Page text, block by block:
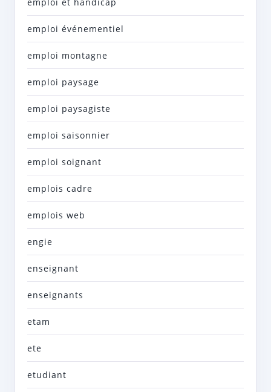
emploi événementiel
emploi montagne
emploi paysage
emploi paysagiste
emploi saisonnier
emploi soignant
emplois cadre
emplois web
engie
enseignant
enseignants
etam
ete
etudiant